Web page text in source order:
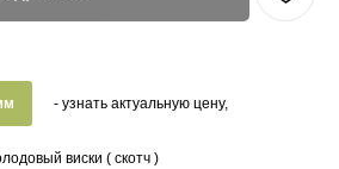
- узнать актуальную цену,
виски ( скотч )